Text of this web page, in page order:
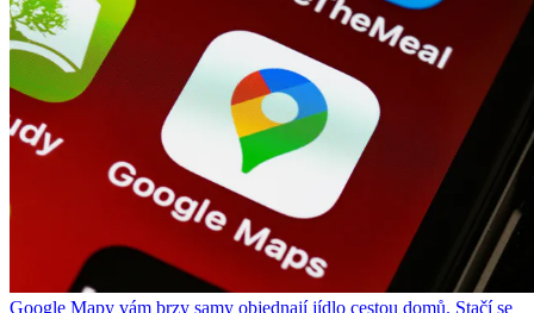
Google Mapy vám brzy samy objednají jídlo cestou domů. Stačí se